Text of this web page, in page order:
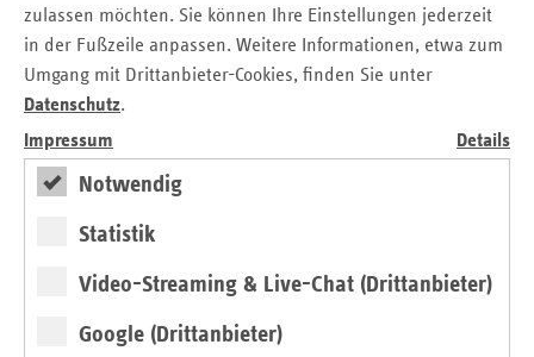
zulassen möchten. Sie können Ihre Einstellungen jederzeit
in der Fußzeile anpassen. Weitere Informationen, etwa zum
Umgang mit Drittanbieter-Cookies, finden Sie unter
Datenschutz.
Impressum
Details
Notwendig
Statistik
Video-Streaming & Live-Chat (Drittanbieter)
Google (Drittanbieter)
Kontakt
Michaela Gottfried
Askanischer Platz 1
10963 Berlin
Tel.: 0 30 / 2 69 31 – 12 00
Seitennavigation
SeitenleisteAuf einen Blick